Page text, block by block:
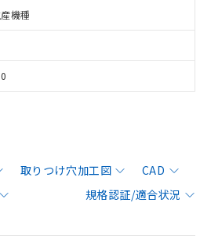
機種
取りつけ穴加工図
CAD
規格認証/適合状況